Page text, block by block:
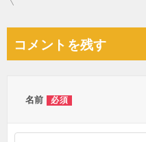
ビ
コメントを残す
名前 必須